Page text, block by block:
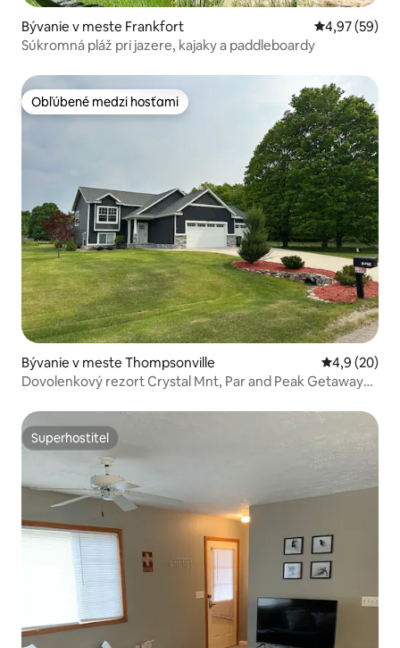
Bývanie v meste Frankfort Priemerné
4,97 (59)
Súkromná pláž pri jazere, kajaky a paddleboardy
Obľúbené medzi hosťami
Obľúbené medzi hosťami
Bývanie v meste Thompsonville Priemerné
4,9 (20)
Dovolenkový rezort Crystal Mnt, Par and Peak Getaway
Superhostiteľ
Superhostiteľ